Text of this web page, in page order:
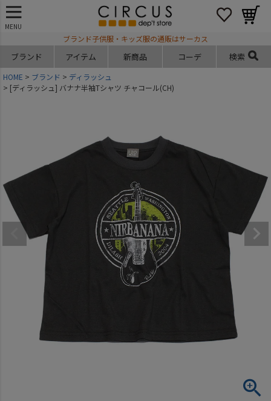
MENU
ブランド子供服・キッズ服の通販はサーカス
ブランド アイテム 新商品 コーデ 検索
HOME ブランド
ディラッシュ
[ディラッシュ] バナナ半袖Tシャツ チャコール(CH)